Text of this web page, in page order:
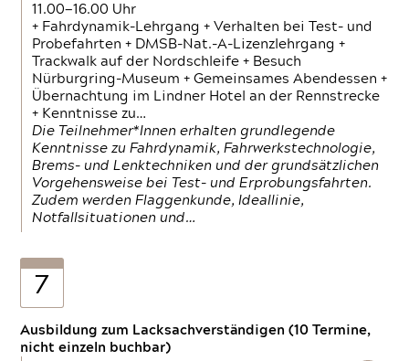
11.00—16.00 Uhr
+ Fahrdynamik-Lehrgang + Verhalten bei Test- und
Probefahrten + DMSB-Nat.-A-Lizenzlehrgang +
Trackwalk auf der Nordschleife + Besuch
Nürburgring-Museum + Gemeinsames Abendessen +
Übernachtung im Lindner Hotel an der Rennstrecke
+ Kenntnisse zu…
Die Teilnehmer*Innen erhalten grundlegende
Kenntnisse zu Fahrdynamik, Fahrwerkstechnologie,
Brems- und Lenktechniken und der grundsätzlichen
Vorgehensweise bei Test- und Erprobungsfahrten.
Zudem werden Flaggenkunde, Ideallinie,
Notfallsituationen und…
7
Ausbildung zum Lacksachverständigen (10 Termine,
nicht einzeln buchbar)